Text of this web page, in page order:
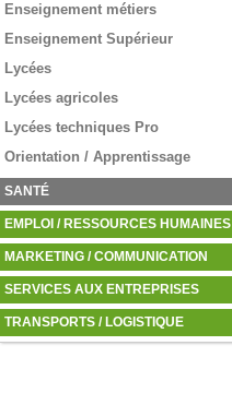
Enseignement métiers
Enseignement Supérieur
Lycées
Lycées agricoles
Lycées techniques Pro
Orientation / Apprentissage
SANTÉ
EMPLOI / RESSOURCES HUMAINES
MARKETING / COMMUNICATION
SERVICES AUX ENTREPRISES
TRANSPORTS / LOGISTIQUE